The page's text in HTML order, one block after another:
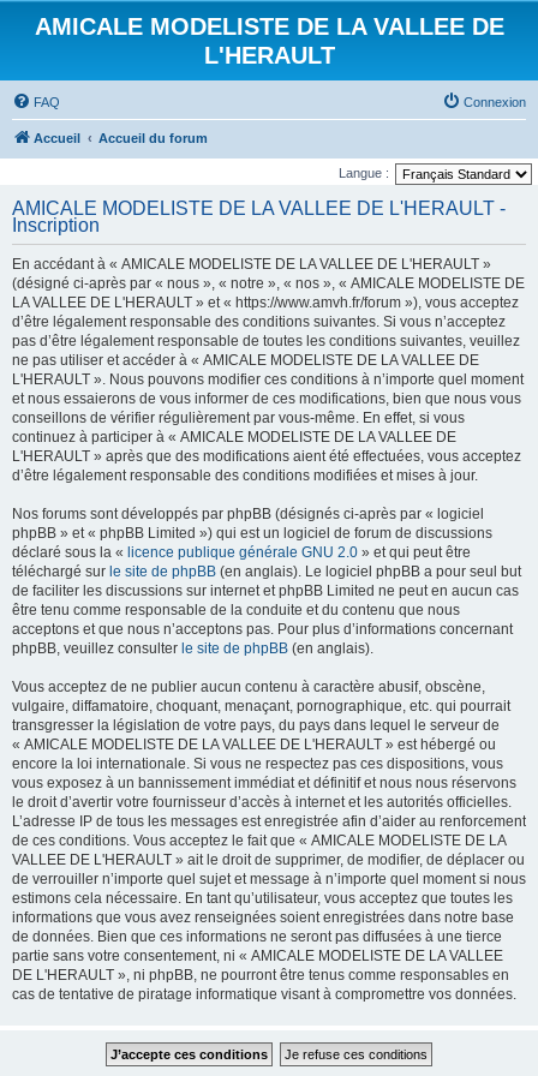
AMICALE MODELISTE DE LA VALLEE DE
L'HERAULT
FAQ Connexion
Accueil Accueil du forum
Langue :
AMICALE MODELISTE DE LA VALLEE DE L'HERAULT -
Inscription
En accédant à « AMICALE MODELISTE DE LA VALLEE DE L'HERAULT »
(désigné ci-après par « nous », « notre », « nos », « AMICALE MODELISTE DE
LA VALLEE DE L'HERAULT » et « https://www.amvh.fr/forum »), vous acceptez
d’être légalement responsable des conditions suivantes. Si vous n’acceptez
pas d’être légalement responsable de toutes les conditions suivantes, veuillez
ne pas utiliser et accéder à « AMICALE MODELISTE DE LA VALLEE DE
L'HERAULT ». Nous pouvons modifier ces conditions à n’importe quel moment
et nous essaierons de vous informer de ces modifications, bien que nous vous
conseillons de vérifier régulièrement par vous-même. En effet, si vous
continuez à participer à « AMICALE MODELISTE DE LA VALLEE DE
L'HERAULT » après que des modifications aient été effectuées, vous acceptez
d’être légalement responsable des conditions modifiées et mises à jour.
Nos forums sont développés par phpBB (désignés ci-après par « logiciel
phpBB » et « phpBB Limited ») qui est un logiciel de forum de discussions
déclaré sous la « licence publique générale GNU 2.0 » et qui peut être
téléchargé sur le site de phpBB (en anglais). Le logiciel phpBB a pour seul but
de faciliter les discussions sur internet et phpBB Limited ne peut en aucun cas
être tenu comme responsable de la conduite et du contenu que nous
acceptons et que nous n’acceptons pas. Pour plus d’informations concernant
phpBB, veuillez consulter le site de phpBB (en anglais).
Vous acceptez de ne publier aucun contenu à caractère abusif, obscène,
vulgaire, diffamatoire, choquant, menaçant, pornographique, etc. qui pourrait
transgresser la législation de votre pays, du pays dans lequel le serveur de
« AMICALE MODELISTE DE LA VALLEE DE L'HERAULT » est hébergé ou
encore la loi internationale. Si vous ne respectez pas ces dispositions, vous
vous exposez à un bannissement immédiat et définitif et nous nous réservons
le droit d’avertir votre fournisseur d’accès à internet et les autorités officielles.
L’adresse IP de tous les messages est enregistrée afin d’aider au renforcement
de ces conditions. Vous acceptez le fait que « AMICALE MODELISTE DE LA
VALLEE DE L'HERAULT » ait le droit de supprimer, de modifier, de déplacer ou
de verrouiller n’importe quel sujet et message à n’importe quel moment si nous
estimons cela nécessaire. En tant qu’utilisateur, vous acceptez que toutes les
informations que vous avez renseignées soient enregistrées dans notre base
de données. Bien que ces informations ne seront pas diffusées à une tierce
partie sans votre consentement, ni « AMICALE MODELISTE DE LA VALLEE
DE L'HERAULT », ni phpBB, ne pourront être tenus comme responsables en
cas de tentative de piratage informatique visant à compromettre vos données.